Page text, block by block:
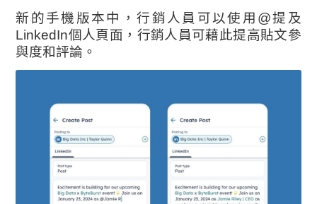
新的手機版本中，行銷人員可以使用@提及
LinkedIn個人頁面，行銷人員可藉此提高貼文參
與度和評論。